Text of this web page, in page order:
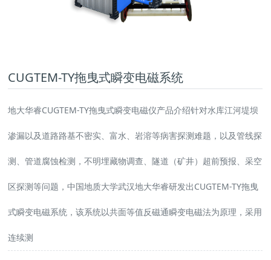
CUGTEM-TY拖曳式瞬变电磁系统
地大华睿CUGTEM-TY拖曳式瞬变电磁仪产品介绍针对水库江河堤坝
渗漏以及道路路基不密实、富水、岩溶等病害探测难题，以及管线探
测、管道腐蚀检测，不明埋藏物调查、隧道（矿井）超前预报、采空
区探测等问题，中国地质大学武汉地大华睿研发出CUGTEM-TY拖曳
式瞬变电磁系统，该系统以共面等值反磁通瞬变电磁法为原理，采用
连续测